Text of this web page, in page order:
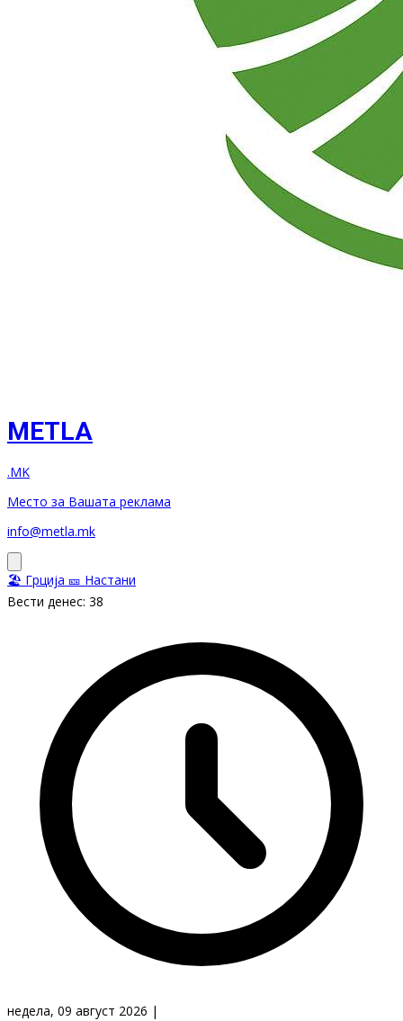
METLA
.MK
Место за Вашата реклама
info@metla.mk
🏖️ Грција 🎫 Настани
Вести денес: 38
недела, 09 август 2026 |